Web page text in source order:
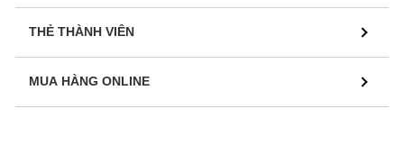
THẺ THÀNH VIÊN
MUA HÀNG ONLINE